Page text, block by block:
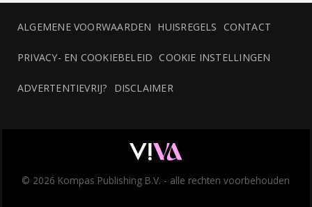
ALGEMENE VOORWAARDEN HUISREGELS CONTACT
PRIVACY- EN COOKIEBELEID COOKIE INSTELLINGEN
ADVERTENTIEVRIJ? DISCLAIMER
© 2026 Kompas Publishing B.V. - alle rechten voorbehouden